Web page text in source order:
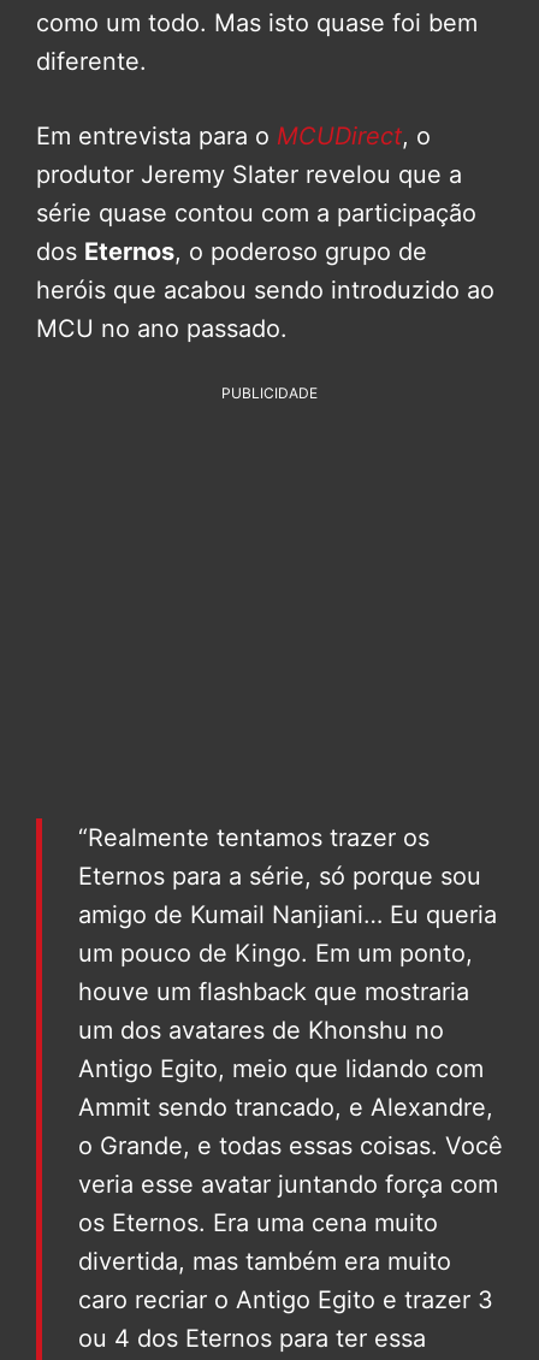
como um todo. Mas isto quase foi bem
diferente.
Em entrevista para o MCUDirect, o
produtor Jeremy Slater revelou que a
série quase contou com a participação
dos Eternos, o poderoso grupo de
heróis que acabou sendo introduzido ao
MCU no ano passado.
PUBLICIDADE
“Realmente tentamos trazer os
Eternos para a série, só porque sou
amigo de Kumail Nanjiani… Eu queria
um pouco de Kingo. Em um ponto,
houve um flashback que mostraria
um dos avatares de Khonshu no
Antigo Egito, meio que lidando com
Ammit sendo trancado, e Alexandre,
o Grande, e todas essas coisas. Você
veria esse avatar juntando força com
os Eternos. Era uma cena muito
divertida, mas também era muito
caro recriar o Antigo Egito e trazer 3
ou 4 dos Eternos para ter essa